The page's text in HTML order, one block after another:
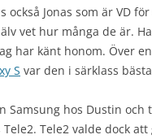
också Jonas som är VD
vet hur många de är.
har känt honom. Över
S var den i särklass
Samsung hos Dustin och
Tele2 valde dock